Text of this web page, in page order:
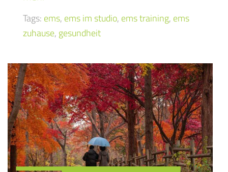
Tags: ems, ems im studio, ems training, ems
zuhause, gesundheit